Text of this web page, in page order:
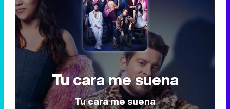
Tu cara me suena
Tu cara me suena